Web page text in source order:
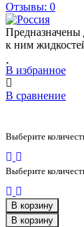
Отзывы: 0
Предназначены
к ним
В избранное
В сравнение
Выберите
Выберите
В корзину
В корзину